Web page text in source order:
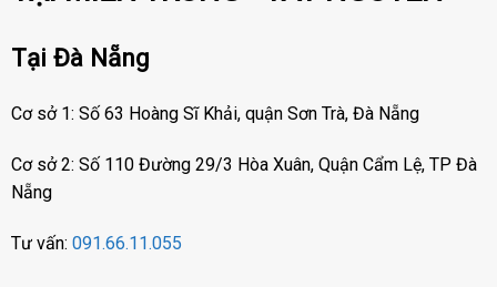
Tại Đà Nẵng
Cơ sở 1: Số 63 Hoàng Sĩ Khải, quận Sơn Trà, Đà Nẵng
Cơ sở 2: Số 110 Đường 29/3 Hòa Xuân, Quận Cẩm Lệ, TP Đà
Nẵng
Tư vấn: 091.66.11.055